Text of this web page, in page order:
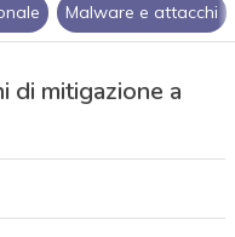
Malware e attacchi
di mitigazione a